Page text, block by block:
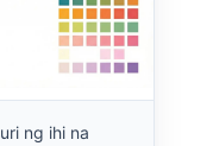
ng ihi na